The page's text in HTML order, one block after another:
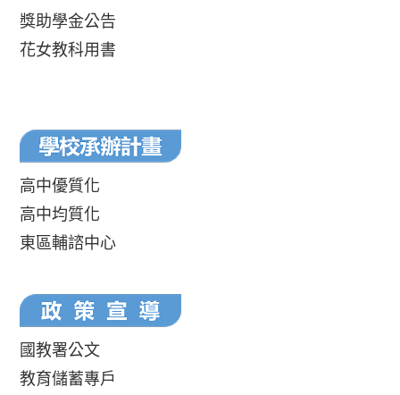
獎助學金公告
花女教科用書
高中優質化
高中均質化
東區輔諮中心
國教署公文
教育儲蓄專戶